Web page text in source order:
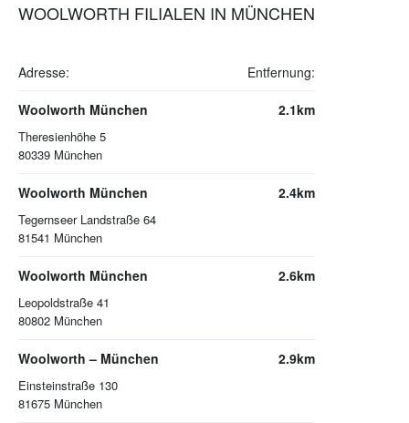
WOOLWORTH FILIALEN IN MÜNCHEN
Adresse: Entfernung:
Woolworth München
Theresienhöhe 5
80339 München
2.1km
Woolworth München
Tegernseer Landstraße 64
81541 München
2.4km
Woolworth München
Leopoldstraße 41
80802 München
2.6km
Woolworth – München
Einsteinstraße 130
81675 München
2.9km